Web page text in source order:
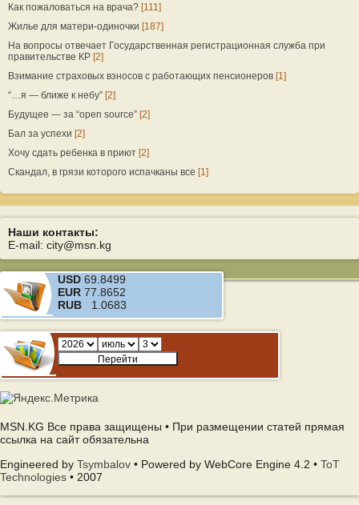
Как пожаловаться на врача? [111]
Жилье для матери-одиночки [187]
На вопросы отвечает Государственная регистрационная служба при
правительстве КР [2]
Взимание страховых взносов с работающих пенсионеров [1]
“…я — ближе к небу” [2]
Будущее — за “open source” [2]
Бал за успехи [2]
Хочу сдать ребенка в приют [2]
Скандал, в грязи которого испачканы все [1]
Наши контакты:
E-mail: city@msn.kg
USD 69.8499
EUR 77.8652
RUB 1.0683
MSN.KG Все права защищены • При размещении статей прямая
ссылка на сайт обязательна
Engineered by Tsymbalov • Powered by WebCore Engine 4.2 • ToT
Technologies • 2007